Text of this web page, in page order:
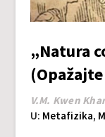
„Natura
V.M. Kwen
U: Metafizika,